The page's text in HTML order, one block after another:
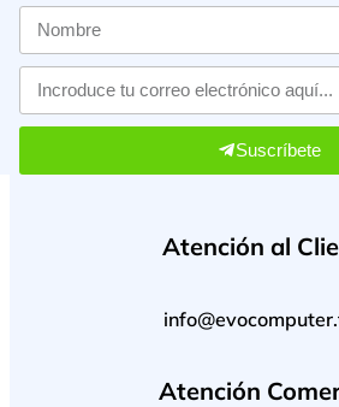
Suscríbete
Atención al
Atención